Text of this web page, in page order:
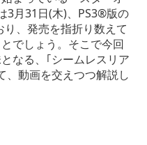
3月31日(木)、PS3®版の
、発売を指折り数えて
でしょう。そこで今回
なる、｢シームレスリア
、動画を交えつつ解説し